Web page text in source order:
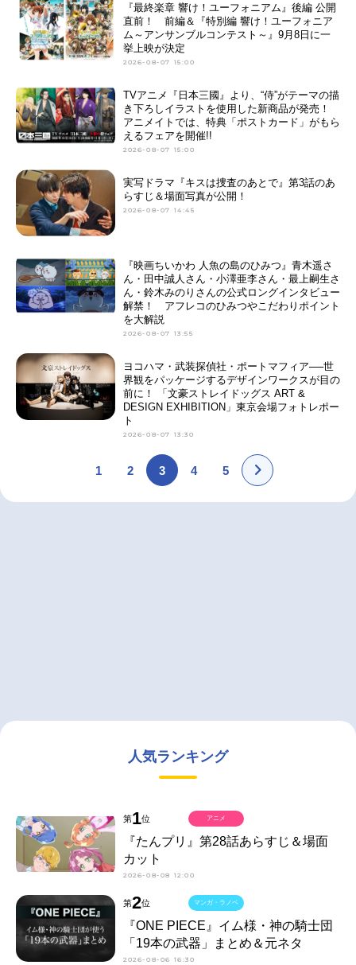
『最終楽章 響け！ユーフォニアム』後編 公開
直前！ 前編＆『特別編 響け！ユーフォニア
ム～アンサンブルコンテスト～』9月8日に一
挙上映が決定
2026-08-07 15:00
TVアニメ『日本三國』より、“侍”がテーマの描
き下ろしイラストを使用した新商品が発売！
アニメイトでは、特典「ポストカード」がもら
えるフェアを開催!!
2026-08-07 15:00
実写ドラマ『キスは捜査のあとで』第3話のあ
らすじ＆場面写真が公開！
2026-08-07 14:45
『映画ちいかわ 人魚の島のひみつ』青木遥さ
ん・田中誠人さん・小澤亜李さん・最上嗣生さ
ん・鈴木みのりさんの公式ロングインタビュー
解禁！ アフレコのひみつやこだわりポイント
を大解説
2026-08-07 13:55
ヨコハマ・武装探偵社・ポートマフィア──世
界観をパッケージするデザインワークスが目の
前に！ 「文豪ストレイドッグス ART &
DESIGN EXHIBITION」東京会場フォトレポー
ト
2026-08-07 13:30
1 2 3 4 5
人気ランキング
第1位
『たんプリ』第28話あらすじ＆場面
カット
2026-08-08 12:00
アニメ
第2位
『ONE PIECE』イム様・神の騎士団
「19本の武器」まとめ＆元ネタ
2026-08-06 16:30
マンガ・ラノベ